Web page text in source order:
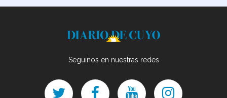
Seguinos en nuestras redes